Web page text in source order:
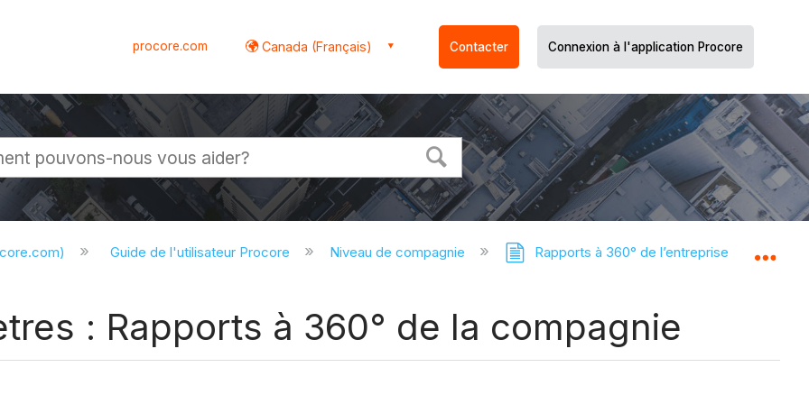
procore.com Canada (Français) Contacter Connexion à l'application Procore
Guide de l'utilisateur Procore Niveau de compagnie Rapports à 360° de l’entreprise
: Rapports à 360° de la compagnie